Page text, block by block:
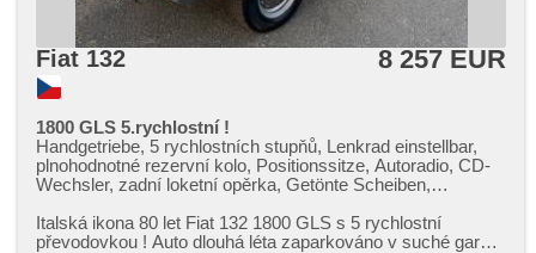
Fiat 132 8 257 EUR
1800 GLS 5.rychlostní !
Handgetriebe, 5 rychlostních stupňů, Lenkrad einstellbar,
plnohodnotné rezervní kolo, Positionssitze, Autoradio, CD-
Wechsler, zadní loketní opěrka, Getönte Scheiben,
Ausziehbare Kopflehnen
Italská ikona 80 let Fiat 132 1800 GLS s 5 rychlostní
převodovkou ! Auto dlouhá léta zaparkováno v suché garáži